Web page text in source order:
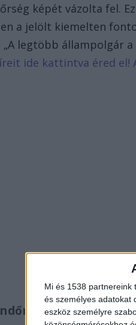
Mi és 1538 partnereink
és személyes adatokat
eszköz személyre
képét vázolta fel.
a jelölt kiemelten
legtöbb állampolgár
ide kattintva éred el!
jelenlét